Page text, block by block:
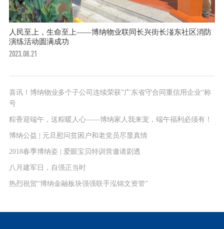
人民至上，生命至上——博纳物业联同长兴街长湴东社区消防
演练活动圆满成功
2023.08.21
喜讯！博纳物业多个子公司连续荣获”广东省守合同重信用企业“称
号
粽香迎端午，送粽暖人心——博纳家人我来宠，端午福利必须有！
博纳公益 | 元旦慰问贫困户和老党员尽显真情
2018春季博纳姿 | 爱眼宝贝特训营邀请剧透
八月建军日，自强正当时
热烈祝贺“博纳金融板块强强联手泓锦文资管”